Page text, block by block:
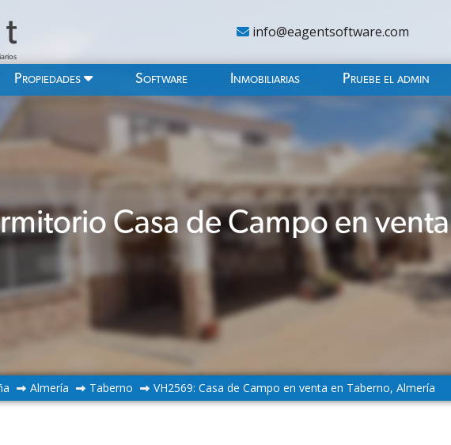
info@eagentsoftware.com
Propiedades Software Inmobiliarias Pruebe el admin
Casa de Campo en venta
Almería Taberno VH2569: Casa de Campo en venta en Taberno, Almería